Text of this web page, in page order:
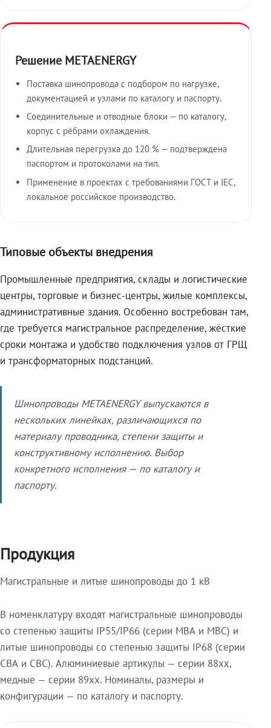
Решение METAENERGY
Поставка шинопровода с подбором по нагрузке,
документацией и узлами по каталогу и паспорту.
Соединительные и отводные блоки — по каталогу,
корпус с рёбрами охлаждения.
Длительная перегрузка до 120 % — подтверждена
паспортом и протоколами на тип.
Применение в проектах с требованиями ГОСТ и IEC,
локальное российское производство.
Типовые объекты внедрения
Промышленные предприятия, склады и логистические
центры, торговые и бизнес-центры, жилые комплексы,
административные здания. Особенно востребован там,
где требуется магистральное распределение, жёсткие
сроки монтажа и удобство подключения узлов от ГРЩ
и трансформаторных подстанций.
Шинопроводы METAENERGY выпускаются в
нескольких линейках, различающихся по
материалу проводника, степени защиты и
конструктивному исполнению. Выбор
конкретного исполнения — по каталогу и
паспорту.
Продукция
Магистральные и литые шинопроводы до 1 кВ
В номенклатуру входят магистральные шинопроводы
со степенью защиты IP55/IP66 (серии МВА и МВС) и
литые шинопроводы со степенью защиты IP68 (серии
СВА и СВС). Алюминиевые артикулы — серии 88xx,
медные — серии 89xx. Номиналы, размеры и
конфигурации — по каталогу и паспорту.